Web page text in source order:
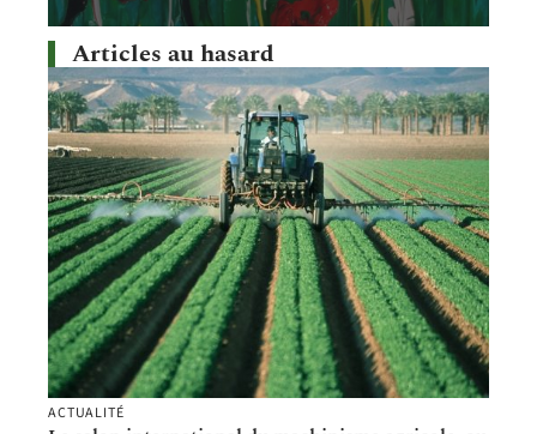
Articles au hasard
ACTUALITÉ